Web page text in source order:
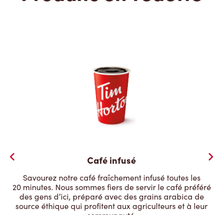
Café infusé
Savourez notre café fraîchement infusé toutes les
20 minutes. Nous sommes fiers de servir le café préféré
des gens d’ici, préparé avec des grains arabica de
source éthique qui profitent aux agriculteurs et à leur